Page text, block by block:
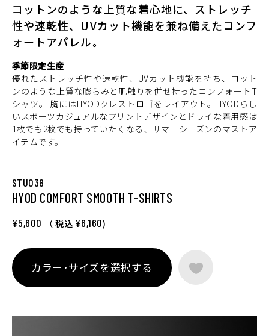
コットンのような上質な着心地に、ストレッチ
性や速乾性、UVカット機能を兼ね備えたコンフ
ォートアパレル。
季節限定生産
優れたストレッチ性や速乾性、UVカット機能を持ち、コット
ンのような上質な膨らみと肌触りを併せ持ったコンフォートT
シャツ。 胸にはHYODクレストロゴをレイアウト。HYODらし
いスポーツカジュアルなプリントデザインとドライな着用感は
1枚でも2枚でも持っていたくなる、サマーシーズンのマストア
イテムです。
STU038
HYOD COMFORT SMOOTH T-SHIRTS
¥5,600 （ 税込 ¥6,160)
カラー･サイズを選択する